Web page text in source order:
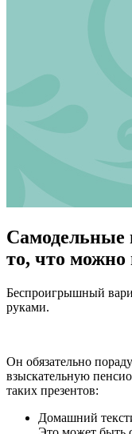
Самодельные
то, что
Беспроигрышный
руками.
Он обязательно
взыскательную
таких презентов:
Домашний